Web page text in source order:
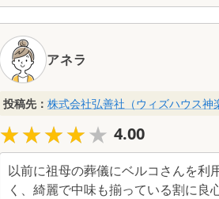
アネラ
投稿先： 株式会社弘善社（ウィズハウス神
★★★★★
★★★★★ 4.00
以前に祖母の葬儀にベルコさんを利
く、綺麗で中味も揃っている割に